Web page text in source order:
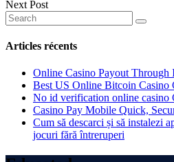
Next Post
Articles récents
Online Casino Payout Through
Best US Online Bitcoin Casino
No id verification online casino
Casino Pay Mobile Quick,
Cum să descarci și să instalezi
jocuri fără întreruperi